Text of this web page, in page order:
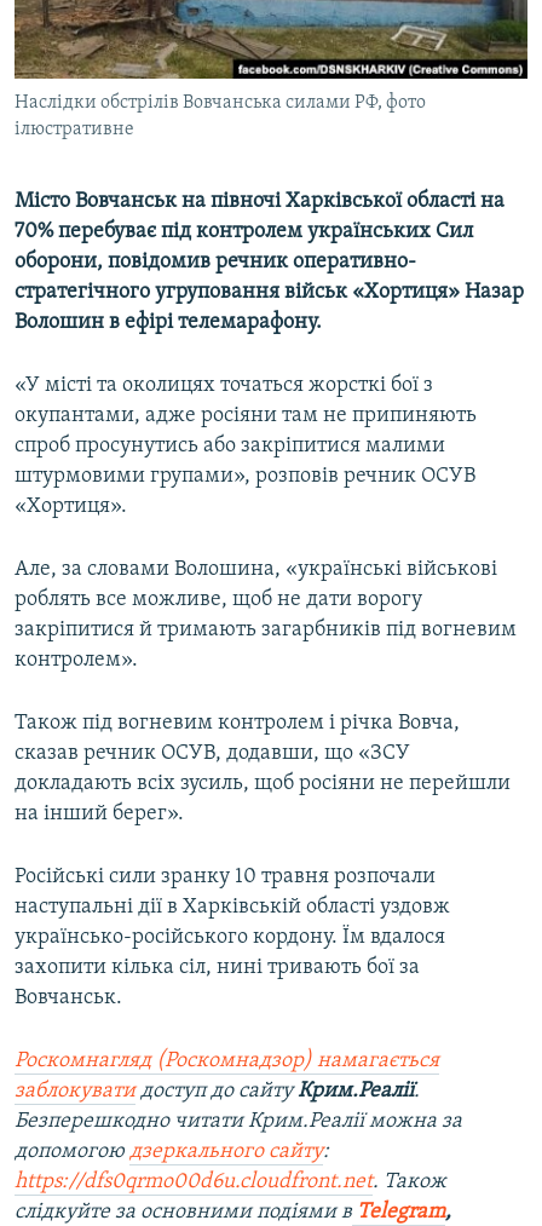
ВІДЕОУРОКИ «ELIFBE»
СВІДЧЕННЯ ОКУПАЦІЇ
УКРАЇНСЬКА ПРОБЛЕМА КРИМУ
Русский
Qırımtatar
Усі сайти RFE/RL
Наслідки обстрілів Вовчанська силами РФ, фото
ілюстративне
Місто Вовчанськ на півночі Харківської області на
70% перебуває під контролем українських Сил
оборони, повідомив речник оперативно-
стратегічного угруповання військ «Хортиця» Назар
Волошин в ефірі телемарафону.
«У місті та околицях точаться жорсткі бої з
окупантами, адже росіяни там не припиняють
спроб просунутись або закріпитися малими
штурмовими групами», розповів речник ОСУВ
«Хортиця».
Але, за словами Волошина, «українські військові
роблять все можливе, щоб не дати ворогу
закріпитися й тримають загарбників під вогневим
контролем».
Також під вогневим контролем і річка Вовча,
сказав речник ОСУВ, додавши, що «ЗСУ
докладають всіх зусиль, щоб росіяни не перейшли
на інший берег».
Російські сили зранку 10 травня розпочали
наступальні дії в Харківській області уздовж
українсько-російського кордону. Їм вдалося
захопити кілька сіл, нині тривають бої за
Вовчанськ.
Роскомнагляд (Роскомнадзор) намагається
заблокуватидоступ до сайтуКрим.Реалії.
Безперешкодно читати Крим.Реалії можна за
допомогою дзеркального сайту:
https://dfs0qrmo00d6u.cloudfront.net. Також
слідкуйте за основними подіями в Telegram,